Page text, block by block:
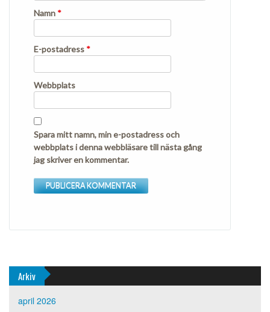
Namn *
E-postadress *
Webbplats
Spara mitt namn, min e-postadress och
webbplats i denna webbläsare till nästa gång
jag skriver en kommentar.
Arkiv
april 2026